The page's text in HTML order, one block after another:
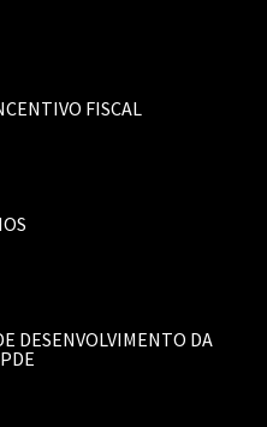
FISCAL
DESENVOLVIMENTO DA